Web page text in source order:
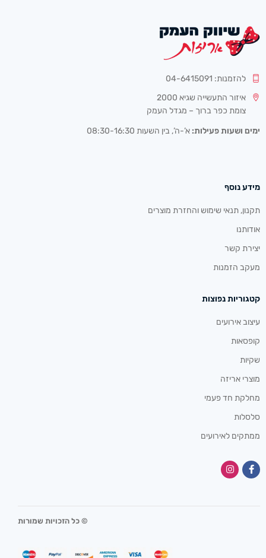
להזמנות: 04-6415091
איזור התעשייה שגיא 2000
צומת כפר ברוך – מגדל העמק
ימים ושעות פעילות: א’-ה’, בין השעות 08:30-16:30
מידע נוסף
תקנון, תנאי שימוש והחזרת מוצרים
אודותנו
יצירת קשר
מעקב הזמנות
קטגוריות נפוצות
עיצוב אירועים
קופסאות
שקיות
מוצרי אריזה
מחלקת חד פעמי
סלסלות
ממתקים לאירועים
© כל הזכויות שמורות